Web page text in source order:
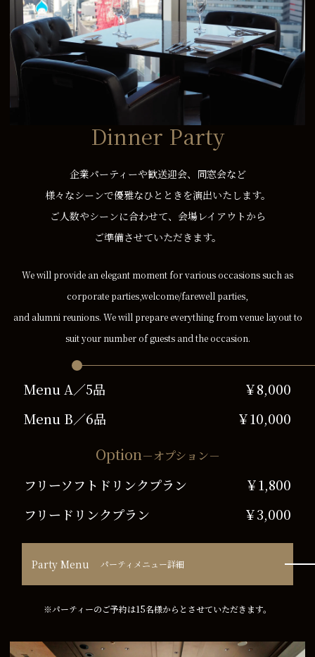
Dinner Party
企業パーティーや歓送迎会、同窓会など
様々なシーンで優雅なひとときを演出いたします。
ご人数やシーンに合わせて、会場レイアウトから
ご準備させていただきます。
We will provide an elegant moment for various occasions such as
corporate parties,welcome/farewell parties,
and alumni reunions. We will prepare everything from venue layout to
suit your number of guests and the occasion.
Menu A／5品
￥8,000
Menu B／6品
￥10,000
Option－オプション－
フリーソフトドリンクプラン
￥1,800
フリードリンクプラン
￥3,000
Party Menu パーティメニュー詳細
※パーティーのご予約は15名様からとさせていただきます。